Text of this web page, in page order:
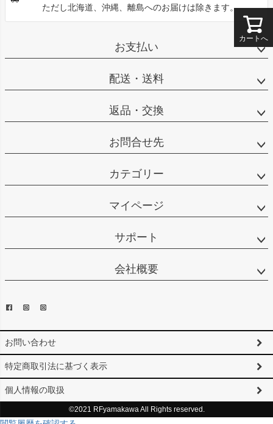
カートへ
ただし北海道、沖縄、離島へのお届けは除きます。
お支払い
配送・送料
返品・交換
お問合せ先
カテゴリー
マイページ
サポート
会社概要
お問い合わせ
特定商取引法に基づく表示
個人情報の取扱
©2021 RFyamakawa All Rights reserved.